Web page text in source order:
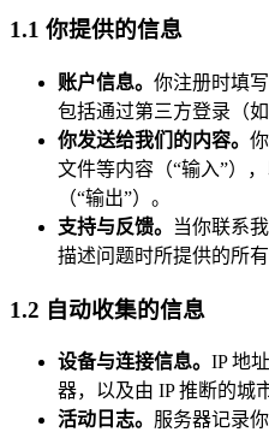
1.1 你提供的信息
账户信息。 你注册时填
包括通过第三方登录（如
你发送给我们的内容。
文件等内容（“输入”）
（“输出”）。
支持与反馈。
当你联系
描述问题时所提供的所有
1.2 自动收集的信息
设备与连接信息。 IP 地
器，以及由 IP 推断的城
活动日志。 服务器记录